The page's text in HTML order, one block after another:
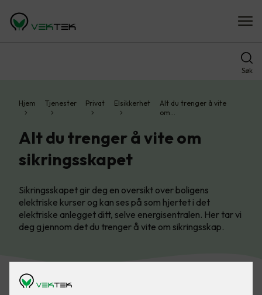
Søk
Hjem Tjenester Privat Elsikkerhet
Alt du trenger å vite
om…
Alt du trenger å vite om
sikringsskapet
Sikringsskapet gir deg en oversikt over boligens
elektriske kurser og kan ses på som hjertet i det
elektriske anlegget ditt, selve energisentralen. Her tar vi
deg gjennom det du trenger å vite om sikringsskap.